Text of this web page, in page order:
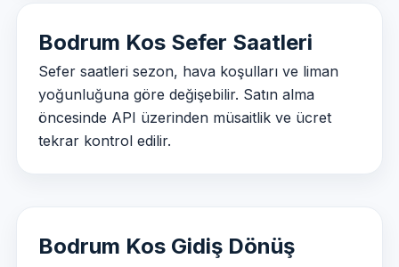
Bodrum Kos Sefer Saatleri
Sefer saatleri sezon, hava koşulları ve liman
yoğunluğuna göre değişebilir. Satın alma
öncesinde API üzerinden müsaitlik ve ücret
tekrar kontrol edilir.
Bodrum Kos Gidiş Dönüş